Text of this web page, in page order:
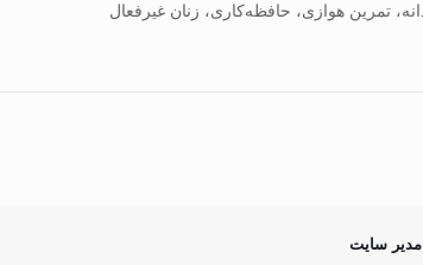
تمرین هوازی، حافظه‌کاری، زنان غیرفعال
مدیر سایت